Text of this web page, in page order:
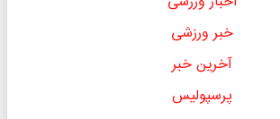
خبر ورزشی
آخرین خبر
پرسپولیس